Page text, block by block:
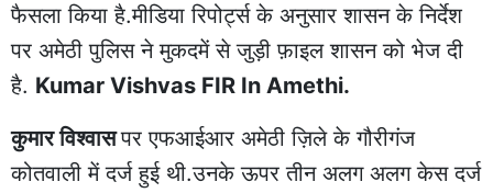
फैसला किया है.मीडिया रिपोर्ट्स के अनुसार शासन के निर्देश
पर अमेठी पुलिस ने मुकदमें से जुड़ी फ़ाइल शासन को भेज दी
है. Kumar Vishvas FIR In Amethi.
कुमार विश्वासपर एफआईआर अमेठी ज़िले के गौरीगंज
कोतवाली में दर्ज हुई थी.उनके ऊपर तीन अलग अलग केस दर्ज